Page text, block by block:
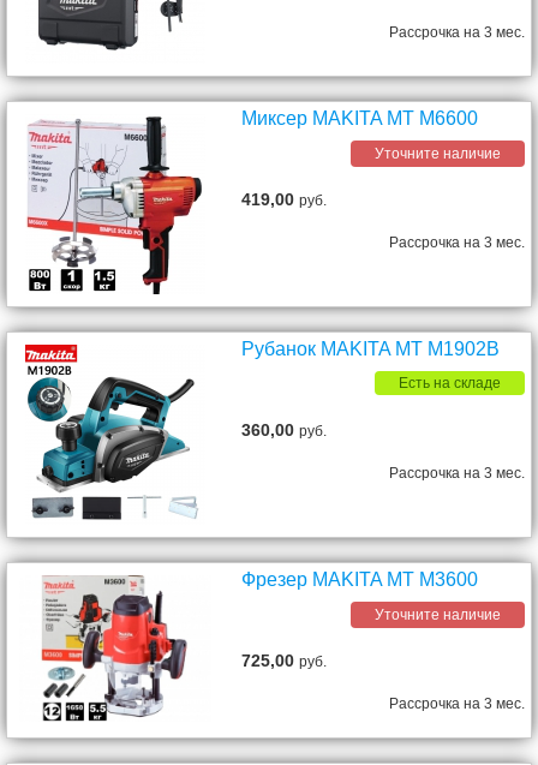
Рассрочка на 3 мес.
Миксер MAKITA MT M6600
Уточните наличие
419,00руб.
Рассрочка на 3 мес.
Рубанок MAKITA MT M1902B
Есть на складе
360,00руб.
Рассрочка на 3 мес.
Фрезер MAKITA MT M3600
Уточните наличие
725,00руб.
Рассрочка на 3 мес.